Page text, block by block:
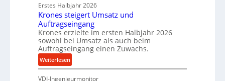
r
o
z
e
s
s
e
t
r
i
e
b
u
n
r
ä
z
i
s
e
u
n
Erstes Halbjahr 2026
Krones steigert Umsatz und
Auftragseingang
Krones erzielte im ersten Halbjahr 2026
sowohl bei Umsatz als auch beim
Auftragseingang einen Zuwachs.
Weiterlesen:
K
r
VDI-Ingenieurmonitor